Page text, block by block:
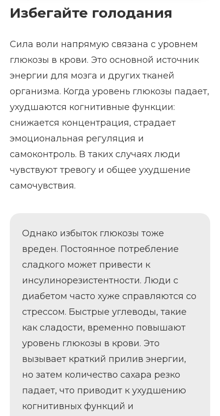
Избегайте голодания
Сила воли напрямую связана с уровнем
глюкозы в крови. Это основной источник
энергии для мозга и других тканей
организма. Когда уровень глюкозы падает,
ухудшаются когнитивные функции:
снижается концентрация, страдает
эмоциональная регуляция и
самоконтроль. В таких случаях люди
чувствуют тревогу и общее ухудшение
самочувствия.
Однако избыток глюкозы тоже
вреден. Постоянное потребление
сладкого может привести к
инсулинорезистентности. Люди с
диабетом часто хуже справляются со
стрессом. Быстрые углеводы, такие
как сладости, временно повышают
уровень глюкозы в крови. Это
вызывает краткий прилив энергии,
но затем количество сахара резко
падает, что приводит к ухудшению
когнитивных функций и